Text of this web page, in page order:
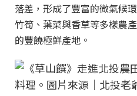
落差，形成了豐富的微氣候
竹筍、葉菜與香草等多樣農
的豐饒極鮮產地。